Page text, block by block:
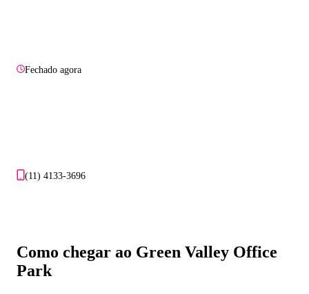
Fechado agora
(11) 4133-3696
Como chegar ao Green Valley Office
Park